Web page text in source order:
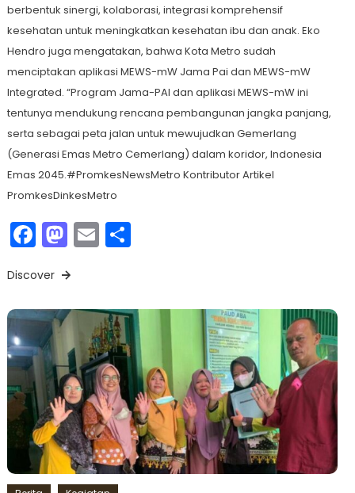
berbentuk sinergi, kolaborasi, integrasi komprehensif
kesehatan untuk meningkatkan kesehatan ibu dan anak. Eko
Hendro juga mengatakan, bahwa Kota Metro sudah
menciptakan aplikasi MEWS-mW Jama Pai dan MEWS-mW
Integrated. “Program Jama-PAI dan aplikasi MEWS-mW ini
tentunya mendukung rencana pembangunan jangka panjang,
serta sebagai peta jalan untuk mewujudkan Gemerlang
(Generasi Emas Metro Cemerlang) dalam koridor, Indonesia
Emas 2045.#PromkesNewsMetro Kontributor Artikel
PromkesDinkesMetro
Facebook
Mastodon
EmailShare
Discover